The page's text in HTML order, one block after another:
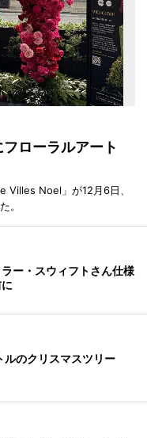
フローラルアート
Villes Noel」が12月6日、
。
ー・スウィフトさん仕様
ルのクリスマスツリー